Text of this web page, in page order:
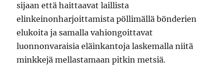
sijaan että haittaavat laillista
elinkeinonharjoittamista pöllimällä bönderien
elukoita ja samalla vahiongoittavat
luonnonvaraisia eläinkantoja laskemalla niitä
minkkejä mellastamaan pitkin metsiä.